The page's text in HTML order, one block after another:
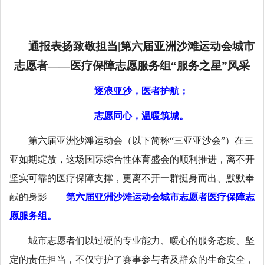
通报表扬致敬担当|第六届亚洲沙滩运动会城市
志愿者——医疗保障志愿服务组“服务之星”风采
逐浪亚沙，医者护航；
志愿同心，温暖筑城。
第六届亚洲沙滩运动会（以下简称“三亚亚沙会”）在三
亚如期绽放，这场国际综合性体育盛会的顺利推进，离不开
坚实可靠的医疗保障支撑，更离不开一群挺身而出、默默奉
献的身影——第六届亚洲沙滩运动会城市志愿者医疗保障志
愿服务组。
城市志愿者们以过硬的专业能力、暖心的服务态度、坚
定的责任担当，不仅守护了赛事参与者及群众的生命安全，